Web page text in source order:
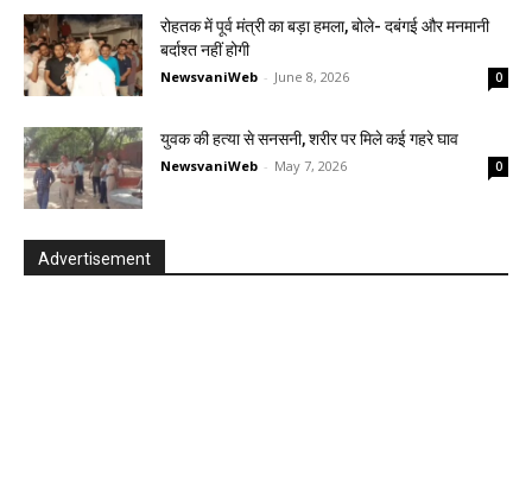
रोहतक में पूर्व मंत्री का बड़ा हमला, बोले- दबंगई और मनमानी
बर्दाश्त नहीं होगी
NewsvaniWeb - June 8, 2026 0
युवक की हत्या से सनसनी, शरीर पर मिले कई गहरे घाव
NewsvaniWeb - May 7, 2026 0
Advertisement